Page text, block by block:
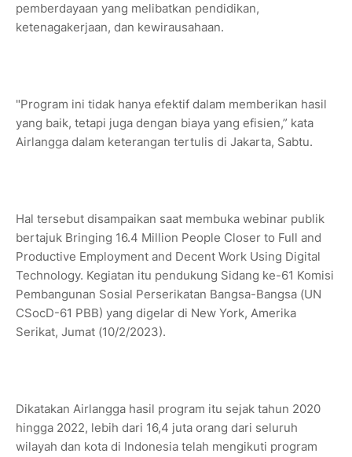
pemberdayaan yang melibatkan pendidikan,
ketenagakerjaan, dan kewirausahaan.
"Program ini tidak hanya efektif dalam memberikan hasil
yang baik, tetapi juga dengan biaya yang efisien,” kata
Airlangga dalam keterangan tertulis di Jakarta, Sabtu.
Hal tersebut disampaikan saat membuka webinar publik
bertajuk Bringing 16.4 Million People Closer to Full and
Productive Employment and Decent Work Using Digital
Technology. Kegiatan itu pendukung Sidang ke-61 Komisi
Pembangunan Sosial Perserikatan Bangsa-Bangsa (UN
CSocD-61 PBB) yang digelar di New York, Amerika
Serikat, Jumat (10/2/2023).
Dikatakan Airlangga hasil program itu sejak tahun 2020
hingga 2022, lebih dari 16,4 juta orang dari seluruh
wilayah dan kota di Indonesia telah mengikuti program